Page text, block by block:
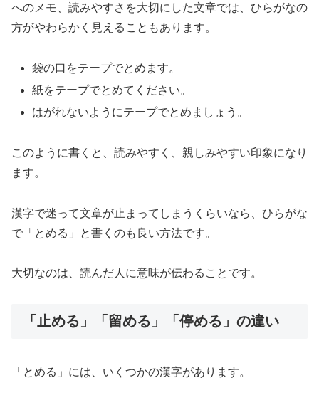
へのメモ、読みやすさを大切にした文章では、ひらがなの
方がやわらかく見えることもあります。
袋の口をテープでとめます。
紙をテープでとめてください。
はがれないようにテープでとめましょう。
このように書くと、読みやすく、親しみやすい印象になり
ます。
漢字で迷って文章が止まってしまうくらいなら、ひらがな
で「とめる」と書くのも良い方法です。
大切なのは、読んだ人に意味が伝わることです。
「止める」「留める」「停める」の違い
「とめる」には、いくつかの漢字があります。